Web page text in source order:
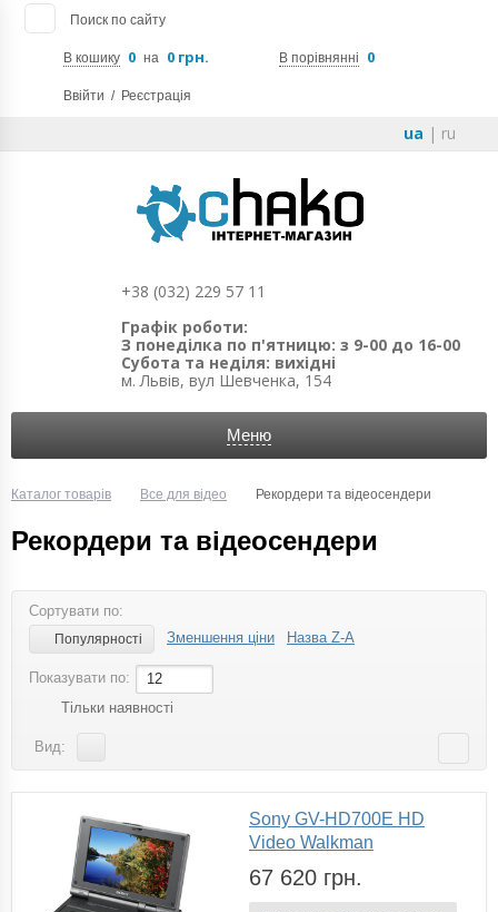
Поиск по сайту
В кошику 0 на 0 грн. В порівнянні 0
Ввійти / Реєстрація
ua | ru
+38 (032) 229 57 11
Графік роботи:
З понеділка по п'ятницю: з 9-00 до 16-00
Субота та неділя: вихідні
м. Львів, вул Шевченка, 154
Меню
Каталог товарів Все для відео Рекордери та відеосендери
Рекордери та відеосендери
Сортувати по:
Популярності Зменшення ціни Назва Z-A
Показувати по:
12
Тільки наявності
Вид:
Sony GV-HD700E HD
Video Walkman
67 620 грн.